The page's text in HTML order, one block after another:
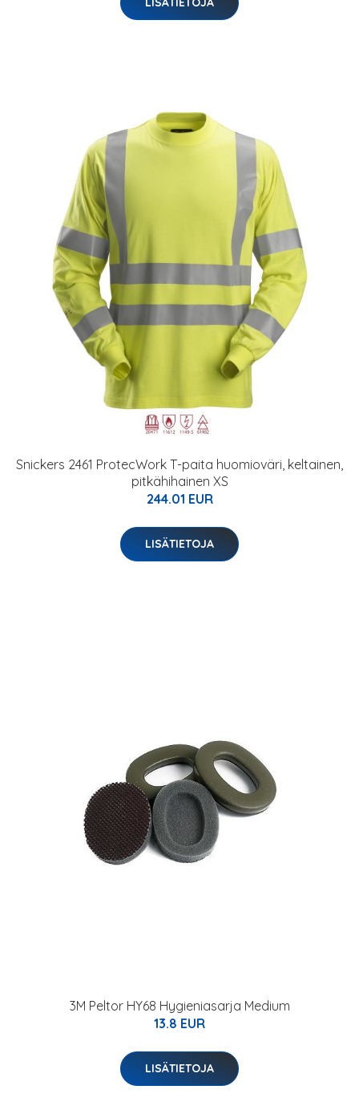
Snickers 2461 ProtecWork T-paita huomioväri, keltainen,
pitkähihainen XS
244.01 EUR
LISÄTIETOJA
3M Peltor HY68 Hygieniasarja Medium
13.8 EUR
LISÄTIETOJA